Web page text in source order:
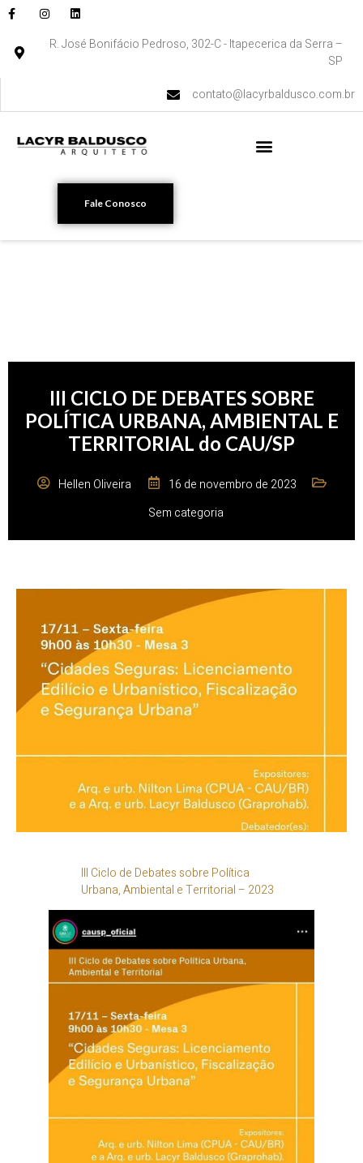
R. José Bonifácio Pedroso, 302-C - Itapecerica da Serra –
SP
contato@lacyrbaldusco.com.br
Fale Conosco
III CICLO DE DEBATES SOBRE
POLÍTICA URBANA, AMBIENTAL E
TERRITORIAL do CAU/SP
Hellen Oliveira
16 de novembro de 2023
Sem categoria
III Ciclo de Debates sobre Política
Urbana, Ambiental e Territorial – 2023